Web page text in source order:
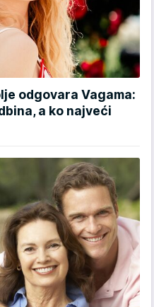
odgovara Vagama:
a ko najveći